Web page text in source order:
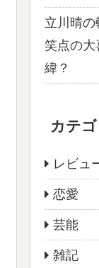
立川晴
笑点の大
緯？
カテ
レビュ
恋愛
芸能
雑記